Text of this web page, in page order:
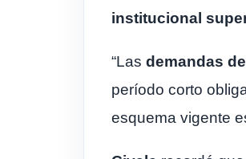
institucional
“Las demandas
período corto
esquema vigente